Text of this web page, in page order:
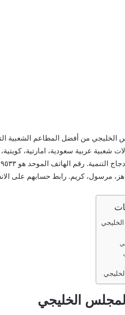
الخليجي من أفضل المطاعم الشعبية
شعبية عربية سعودية، امارتية،
مرسول، كريم. رابط حسابهم على
الخليجي